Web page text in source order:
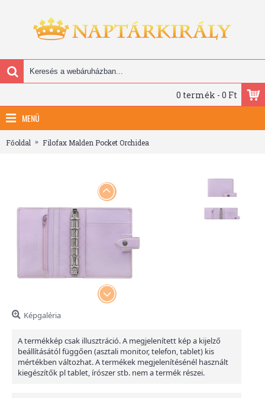
0 termék - 0 Ft
MENÜ
Főoldal Filofax Malden Pocket Orchidea
Képgaléria
A termékkép csak illusztráció. A megjelenített kép a kijelző
beállításától függően (asztali monitor, telefon, tablet) kis
mértékben változhat. A termékek megjelenítésénél használt
kiegészítők pl tablet, írószer stb. nem a termék részei.